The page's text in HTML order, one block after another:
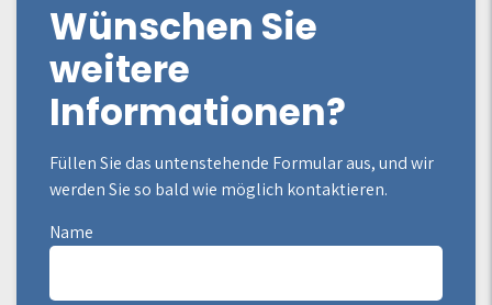
Wünschen Sie
weitere
Informationen?
Füllen Sie das untenstehende Formular aus, und wir
werden Sie so bald wie möglich kontaktieren.
Name